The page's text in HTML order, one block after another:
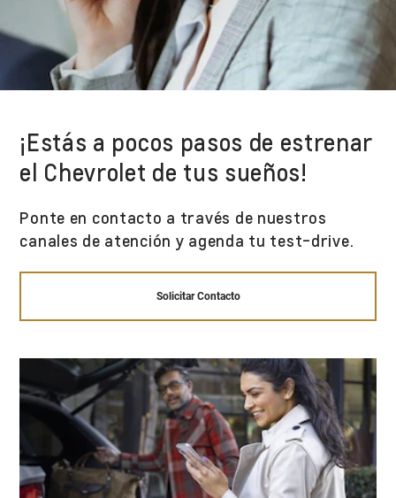
¡Estás a pocos pasos de estrenar
el Chevrolet de tus sueños!
Ponte en contacto a través de nuestros
canales de atención y agenda tu test-drive.
Solicitar Contacto